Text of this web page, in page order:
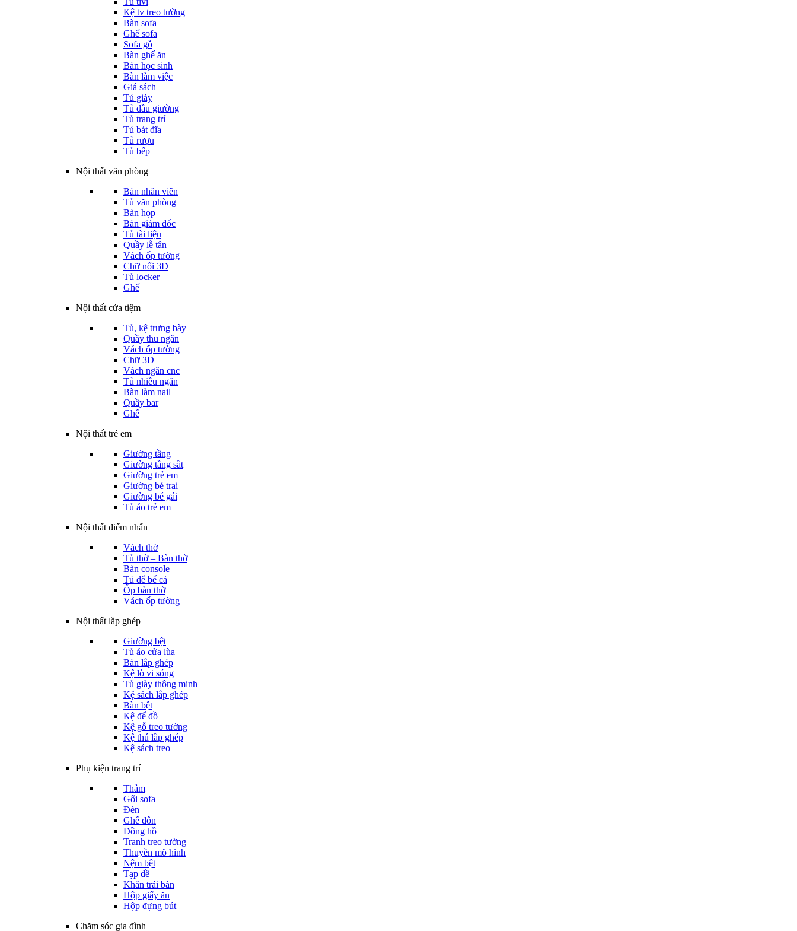
Kệ tv treo tường
Bàn sofa
Ghế sofa
Sofa gỗ
Bàn ghế ăn
Bàn học sinh
Bàn làm việc
Giá sách
Tủ giày
Tủ đầu giường
Tủ trang trí
Tủ bát đĩa
Tủ rượu
Tủ bếp
Nội thất văn phòng
Bàn nhân viên
Tủ văn phòng
Bàn họp
Bàn giám đốc
Tủ tài liệu
Quầy lễ tân
Vách ốp tường
Chữ nổi 3D
Tủ locker
Ghế
Nội thất cửa tiệm
Tủ, kệ trưng bày
Quầy thu ngân
Vách ốp tường
Chữ 3D
Vách ngăn cnc
Tủ nhiều ngăn
Bàn làm nail
Quầy bar
Ghế
Nội thất trẻ em
Giường tầng
Giường tầng sắt
Giường trẻ em
Giường bé trai
Giường bé gái
Tủ áo trẻ em
Nội thất điểm nhấn
Vách thờ
Tủ thờ – Bàn thờ
Bàn console
Tủ để bể cá
Ốp bàn thờ
Vách ốp tường
Nội thất lắp ghép
Giường bệt
Tủ áo cửa lùa
Bàn lắp ghép
Kệ lò vi sóng
Tủ giày thông minh
Kệ sách lắp ghép
Bàn bệt
Kệ để đồ
Kệ gỗ treo tường
Kệ thú lắp ghép
Kệ sách treo
Phụ kiện trang trí
Thảm
Gối sofa
Đèn
Ghế đôn
Đồng hồ
Tranh treo tường
Thuyền mô hình
Nệm bệt
Tạp dề
Khăn trải bàn
Hộp giấy ăn
Hộp đựng bút
Chăm sóc gia đình